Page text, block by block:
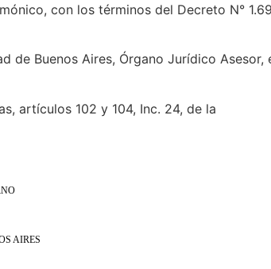
con los términos del Decreto N°
de Buenos Aires, Órgano Jurídico Asesor,
artículos 102 y 104, Inc. 24, de la
AIRES